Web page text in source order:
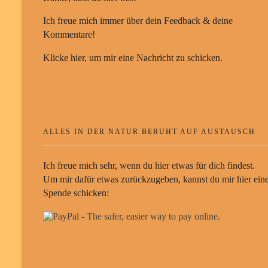
Ich freue mich immer über dein Feedback & deine
Kommentare!
Klicke hier, um mir eine Nachricht zu schicken.
ALLES IN DER NATUR BERUHT AUF AUSTAUSCH
Ich freue mich sehr, wenn du hier etwas für dich findest.
Um mir dafür etwas zurückzugeben, kannst du mir hier
Spende schicken: